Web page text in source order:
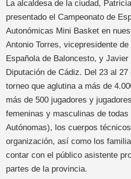
La alcaldesa de la ciudad,
presentado el Campeonato de
Autonómicas Mini Basket en
Antonio Torres, vicepresidente
Española de Baloncesto, y
Diputación de Cádiz. Del 23 al
torneo que aglutina a más de
más de 500 jugadores y
femeninas y masculinas de todas
Autónomas), los cuerpos
organización, así como los
contar con el público asistente
partes de la provincia.